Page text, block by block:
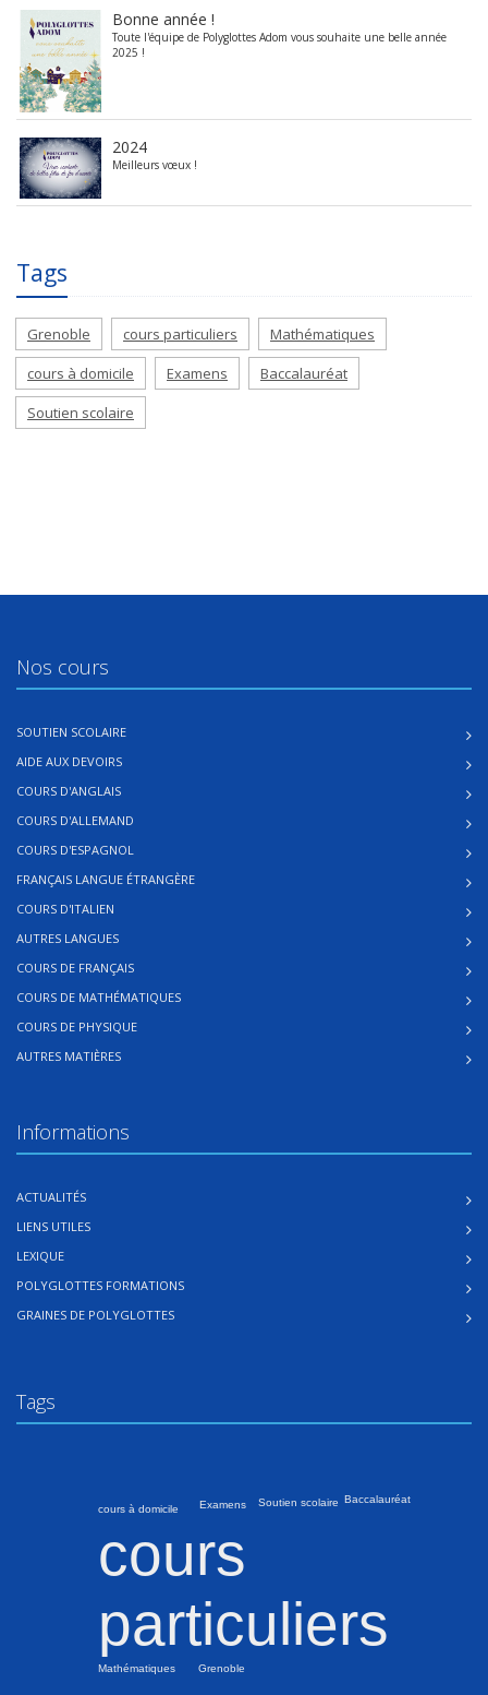
Bonne année !
Toute l'équipe de Polyglottes Adom vous souhaite une belle année
2025 !
2024
Meilleurs vœux !
Tags
Grenoble cours particuliers
Mathématiques
cours à domicile
Examens
Baccalauréat
Soutien scolaire
Nos cours
SOUTIEN SCOLAIRE
AIDE AUX DEVOIRS
COURS D'ANGLAIS
COURS D'ALLEMAND
COURS D'ESPAGNOL
FRANÇAIS LANGUE ÉTRANGÈRE
COURS D'ITALIEN
AUTRES LANGUES
COURS DE FRANÇAIS
COURS DE MATHÉMATIQUES
COURS DE PHYSIQUE
AUTRES MATIÈRES
Informations
ACTUALITÉS
LIENS UTILES
LEXIQUE
POLYGLOTTES FORMATIONS
GRAINES DE POLYGLOTTES
Tags
cours
particuliers
Baccalauréat
Soutien scolaire
Examens
cours à domicile
Mathématiques Grenoble